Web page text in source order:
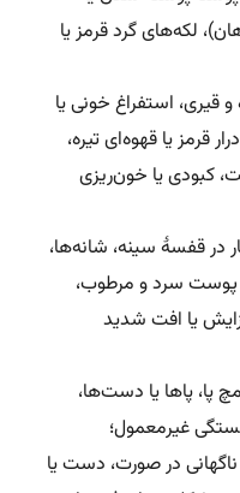
لکه‌های گرد قرمز یا
قیری، استفراغ خونی یا
قرمز یا قهوه‌ای تیره،
کبودی یا خون‌ریزی
در قفسۀ سینه، شانه‌ها،
پوست سرد و مرطوب،
یا افت شدید
پا، پاها یا دست‌ها،
غیرمعمول؛
در صورت، دست یا